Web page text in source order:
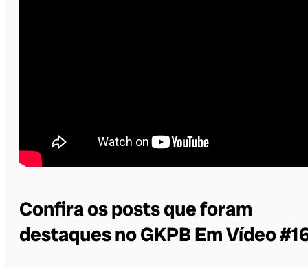
Confira os posts que foram
destaques no GKPB Em Vídeo